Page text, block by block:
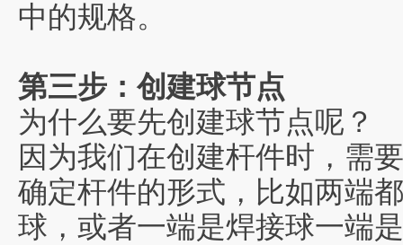
中的规格。
第三步：创建球节点
为什么要先创建球节点呢？
因为我们在创建杆件时，需
确定杆件的形式，比如两端
球，或者一端是焊接球一端